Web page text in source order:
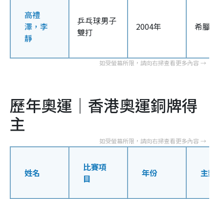
高禮
澤，李
靜
乒乓球男子
雙打
2004年 希臘
歷年奧運｜香港奧運銅牌得
主
姓名
比賽項
目
年份 主辦